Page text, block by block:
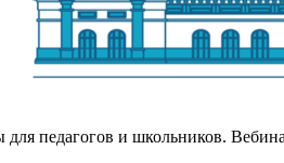
педагогов и школьников.